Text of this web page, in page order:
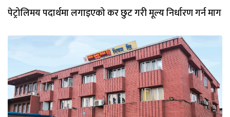
पेट्रोलिमय पदार्थमा लगाइएको कर छुट गरी मूल्य निर्धारण गर्न माग